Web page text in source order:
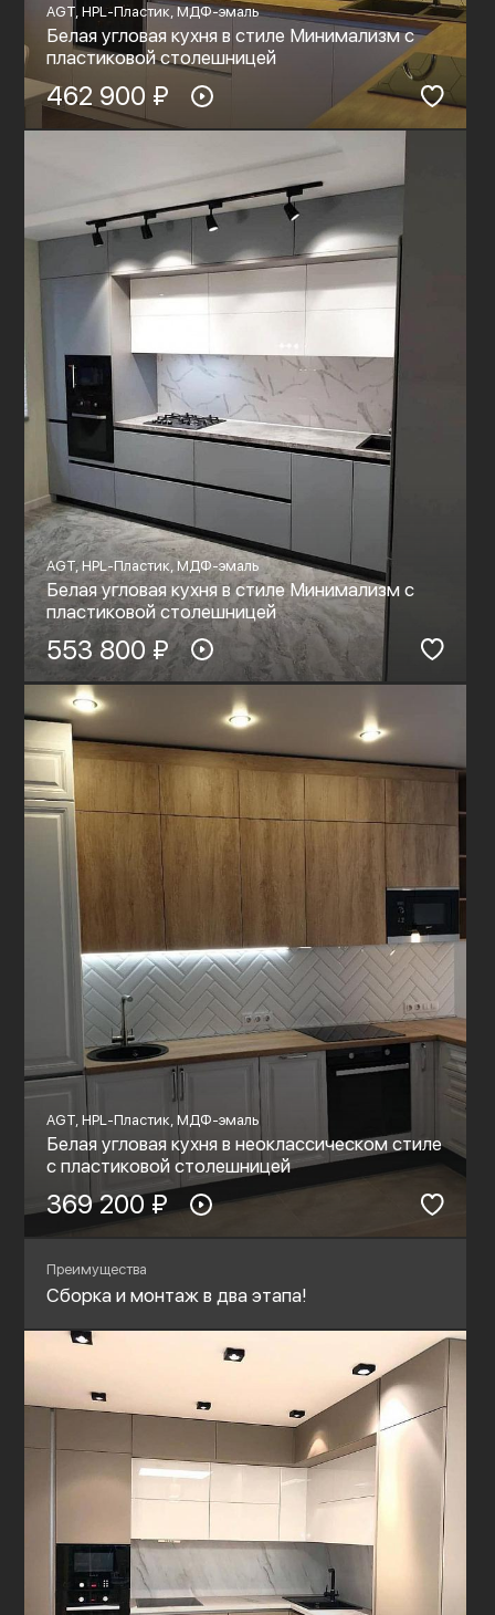
AGT, HPL-Пластик, МДФ-эмаль
Белая угловая кухня в стиле Минимализм с
пластиковой столешницей
462 900 ₽
AGT, HPL-Пластик, МДФ-эмаль
Белая угловая кухня в стиле Минимализм с
пластиковой столешницей
553 800 ₽
AGT, HPL-Пластик, МДФ-эмаль
Белая угловая кухня в неоклассическом стиле
с пластиковой столешницей
369 200 ₽
Преимущества
Сборка и монтаж в два этапа!